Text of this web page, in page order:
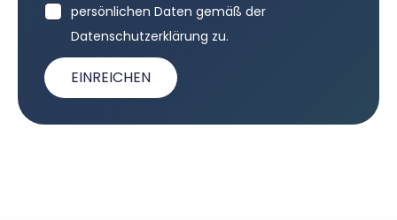
persönlichen Daten gemäß der
Datenschutzerklärung zu.
EINREICHEN